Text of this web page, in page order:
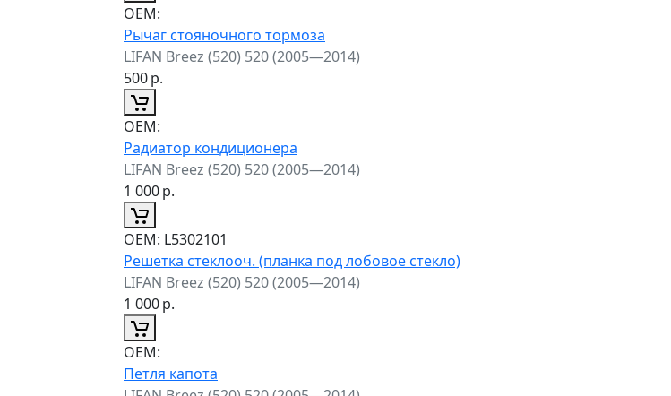
ОЕМ:
Рычаг стояночного тормоза
LIFAN Breez (520) 520 (2005—2014)
500р.
ОЕМ:
Радиатор кондиционера
LIFAN Breez (520) 520 (2005—2014)
1 000р.
ОЕМ: L5302101
Решетка стеклооч. (планка под лобовое стекло)
LIFAN Breez (520) 520 (2005—2014)
1 000р.
ОЕМ:
Петля капота